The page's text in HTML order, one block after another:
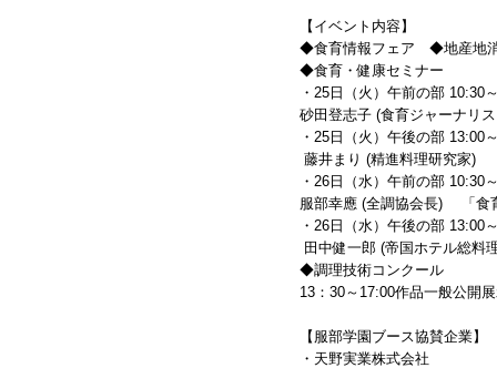
【イベント内容】
◆食育情報フェア ◆地産地
◆食育・健康セミナー
・25日（火）午前の部 10:30
砂田登志子 (食育ジャーナリ
・25日（火）午後の部 13:00
藤井まり (精進料理研究家)
・26日（水）午前の部 10:30
服部幸應 (全調協会長) 「食
・26日（水）午後の部 13:00
田中健一郎 (帝国ホテル総料
◆調理技術コンクール
13：30～17:00作品一般公開
【服部学園ブース協賛企業】
・天野実業株式会社